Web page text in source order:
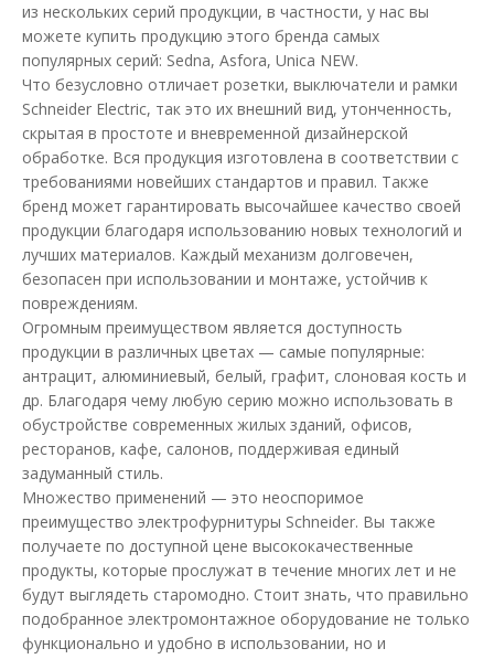
Дифференциальный автомат Schneider 20А 30мА
тип АC Resi9
Доступность:
Дифференциальный автоматический выключатель Resi9.
Автоматический выключатель 1P+N с 1 защищенным по..
2 277.23 грн
В КОРЗИНУ
В сравнения
В закладки
из нескольких серий продукции, в частности, у нас вы
можете купить продукцию этого бренда самых
популярных серий: Sedna, Asfora, Unica NEW.
Что безусловно отличает розетки, выключатели и рамки
Schneider Electric, так это их внешний вид, утонченность,
скрытая в простоте и вневременной дизайнерской
обработке. Вся продукция изготовлена в соответствии с
требованиями новейших стандартов и правил. Также
бренд может гарантировать высочайшее качество своей
продукции благодаря использованию новых технологий и
лучших материалов. Каждый механизм долговечен,
безопасен при использовании и монтаже, устойчив к
повреждениям.
Огромным преимуществом является доступность
продукции в различных цветах — самые популярные:
антрацит, алюминиевый, белый, графит, слоновая кость и
др. Благодаря чему любую серию можно использовать в
обустройстве современных жилых зданий, офисов,
ресторанов, кафе, салонов, поддерживая единый
задуманный стиль.
Множество применений — это неоспоримое
преимущество электрофурнитуры Schneider. Вы также
получаете по доступной цене высококачественные
продукты, которые прослужат в течение многих лет и не
будут выглядеть старомодно. Стоит знать, что правильно
подобранное электромонтажное оборудование не только
функционально и удобно в использовании, но и